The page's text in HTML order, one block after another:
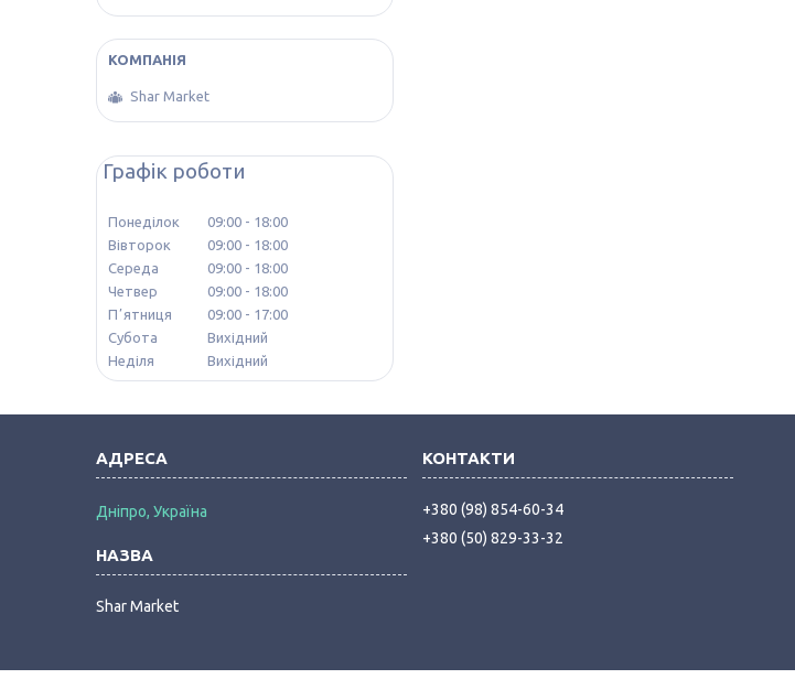
Shar Market
Графік роботи
Понеділок 09:00
18:00
Вівторок
09:00
18:00
Середа
09:00
18:00
Четвер
09:00
18:00
Пʼятниця
09:00
17:00
Субота
Вихідний
Неділя
Вихідний
Дніпро, Україна
Shar Market
+380 (98) 854-60-34
+380 (50) 829-33-32